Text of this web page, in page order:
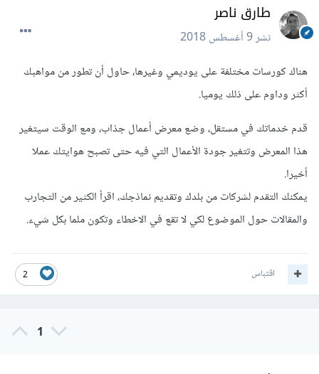
طارق ناصر
نشر9 أغسطس 2018
هناك كورسات مختلفة على يوديمي وغيرها، حاول أن تطور من مواهبك
أكثر وداوم على ذلك يوميا.
قدم خدماتك في مستقل، وضع معرض أعمال جذاب، ومع الوقت سيتغير
هذا المعرض وتتغير جودة الأعمال التي فيه حتى تصبح هوايتك عملا
أخيرا.
يمكنك التقدم لشركات من بلدك وتقديم نماذجك، اقرأ الكثير من التجارب
والمقالات حول الموضوع لكي لا تقع في الاخطاء وتكون ملما بكل شيء.
2 اقتباس
1